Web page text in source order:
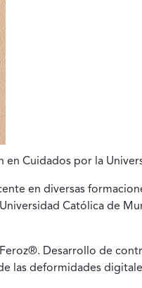
Cuidados por la
en diversas
Católica de
Desarrollo de
las deformidades